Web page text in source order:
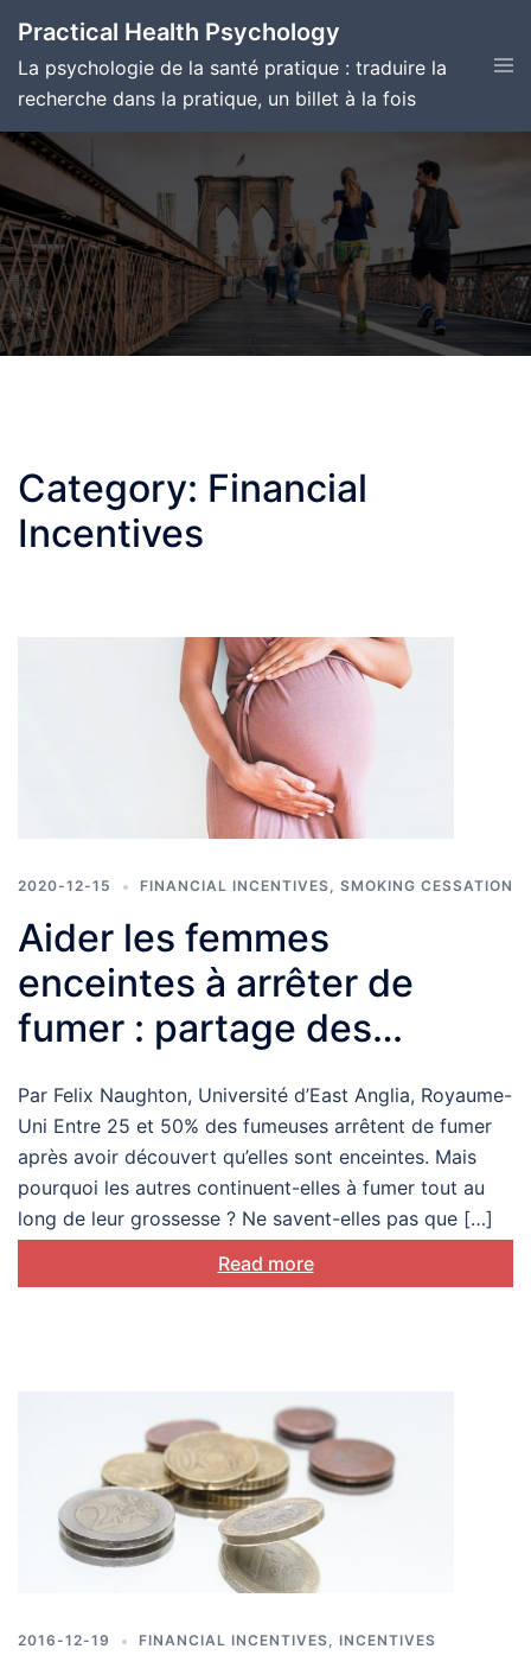
content
Practical Health Psychology
La psychologie de la santé pratique : traduire la
recherche dans la pratique, un billet à la fois
Category: Financial
Incentives
2020-12-15 FINANCIAL INCENTIVES, SMOKING CESSATION
Aider les femmes
enceintes à arrêter de
fumer : partage des
Royaume-Uni
Par Felix Naughton, Université d’East Anglia, Royaume-
Uni Entre 25 et 50% des fumeuses arrêtent de fumer
après avoir découvert qu’elles sont enceintes. Mais
pourquoi les autres continuent-elles à fumer tout au
long de leur grossesse ? Ne savent-elles pas que […]
Read more
2016-12-19 FINANCIAL INCENTIVES, INCENTIVES